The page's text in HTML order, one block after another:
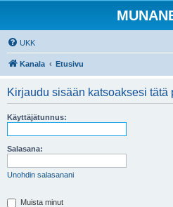
UKK
Kanala Etusivu
Kirjaudu sisään katsoaksesi tätä
Käyttäjätunnus:
Salasana:
Unohdin salasanani
Muista minut